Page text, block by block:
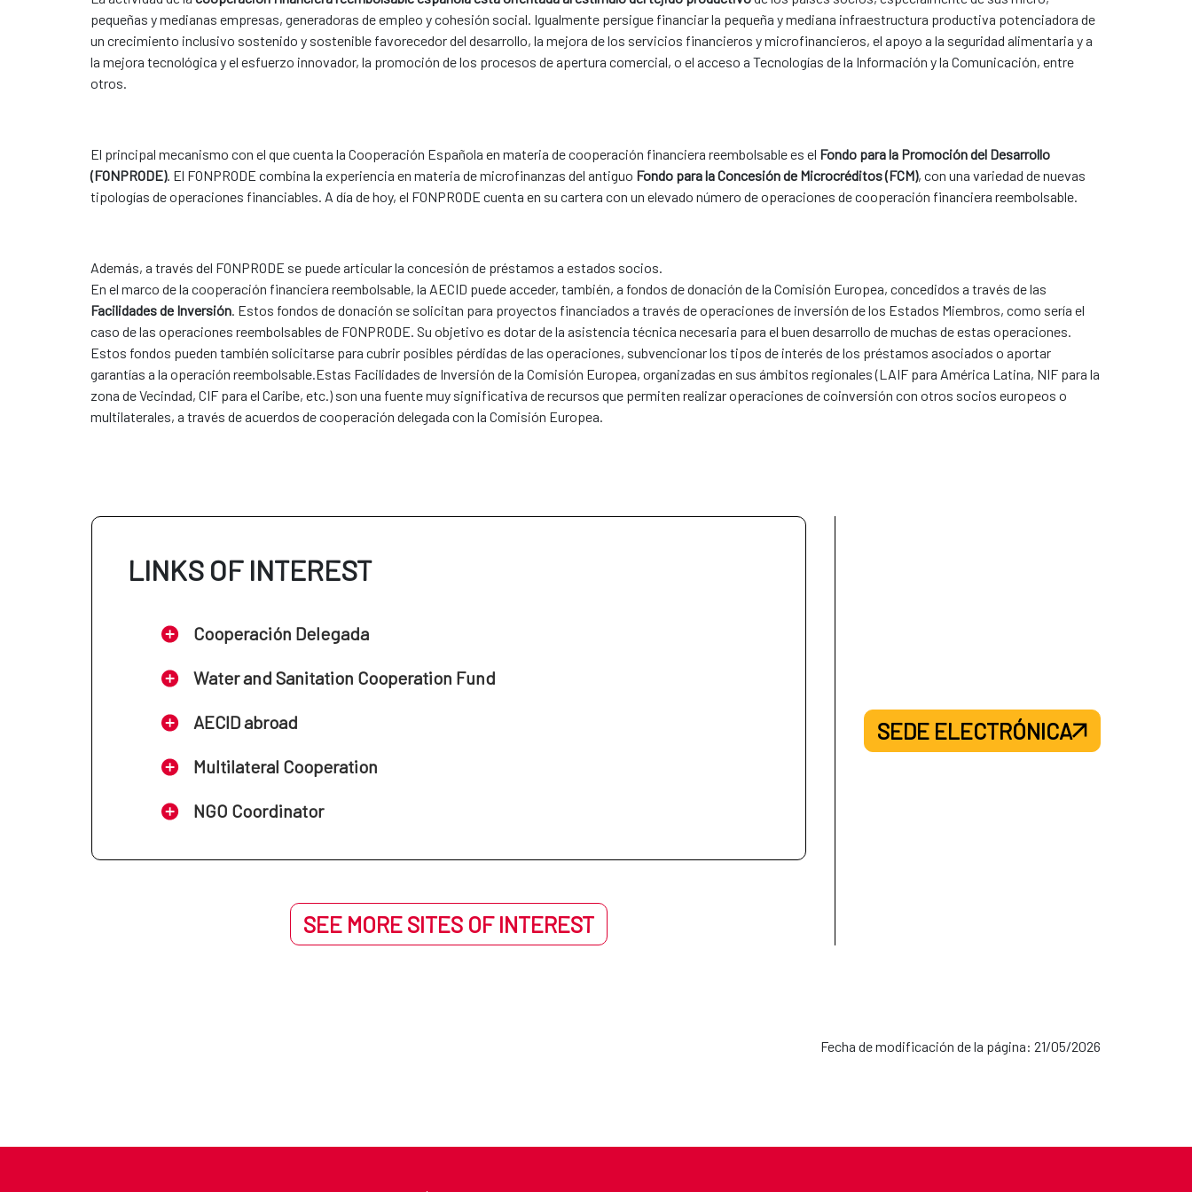
pequeñas y medianas empresas, generadoras de empleo y cohesión social. Igualmente persigue financiar la pequeña y mediana infraestructura productiva potenciadora de
un crecimiento inclusivo sostenido y sostenible favorecedor del desarrollo, la mejora de los servicios financieros y microfinancieros, el apoyo a la seguridad alimentaria y a
la mejora tecnológica y el esfuerzo innovador, la promoción de los procesos de apertura comercial, o el acceso a Tecnologías de la Información y la Comunicación, entre
otros.
El principal mecanismo con el que cuenta la Cooperación Española en materia de cooperación financiera reembolsable es el Fondo para la Promoción del Desarrollo
(FONPRODE). El FONPRODE combina la experiencia en materia de microfinanzas del antiguo Fondo para la Concesión de Microcréditos (FCM), con una variedad de nuevas
tipologías de operaciones financiables. A día de hoy, el FONPRODE cuenta en su cartera con un elevado número de operaciones de cooperación financiera reembolsable.
Además, a través del FONPRODE se puede articular la concesión de préstamos a estados socios.
En el marco de la cooperación financiera reembolsable, la AECID puede acceder, también, a fondos de donación de la Comisión Europea, concedidos a través de las
Facilidades de Inversión . Estos fondos de donación se solicitan para proyectos financiados a través de operaciones de inversión de los Estados Miembros, como sería el
caso de las operaciones reembolsables de FONPRODE. Su objetivo es dotar de la asistencia técnica necesaria para el buen desarrollo de muchas de estas operaciones.
Estos fondos pueden también solicitarse para cubrir posibles pérdidas de las operaciones, subvencionar los tipos de interés de los préstamos asociados o aportar
garantías a la operación reembolsable.Estas Facilidades de Inversión de la Comisión Europea, organizadas en sus ámbitos regionales (LAIF para América Latina, NIF para la
zona de Vecindad, CIF para el Caribe, etc.) son una fuente muy significativa de recursos que permiten realizar operaciones de coinversión con otros socios europeos o
multilaterales, a través de acuerdos de cooperación delegada con la Comisión Europea.
LINKS OF INTEREST
Cooperación Delegada
Water and Sanitation Cooperation Fund
AECID abroad
Multilateral Cooperation
NGO Coordinator
SEE MORE SITES OF INTEREST
SEDE ELECTRÓNICA
Fecha de modificación de la página: 21/05/2026